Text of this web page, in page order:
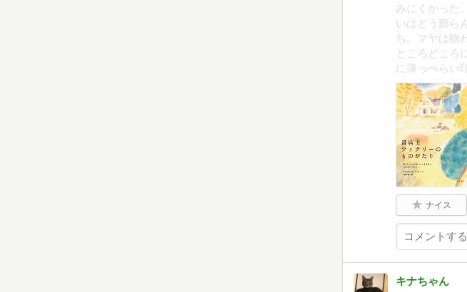
みにくかった
いはどう膨ら
ち。マヤは物
ところどころ
に薄っぺらい
ナイス
キナちゃん